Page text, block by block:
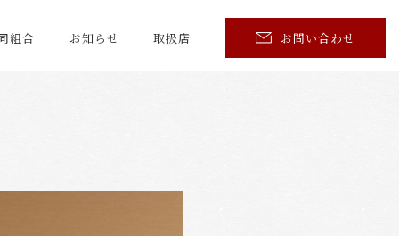
組合 お知らせ 取扱店 お問い合わせ